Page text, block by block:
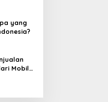
yang
Mobil